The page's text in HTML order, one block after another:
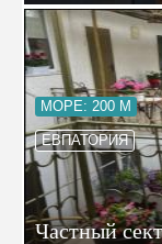
МОРЕ: 200 М
ЕВПАТОРИЯ
Частный